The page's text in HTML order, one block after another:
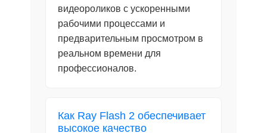
видеороликов с ускоренными
рабочими процессами и
предварительным просмотром в
реальном времени для
профессионалов.
Как Ray Flash 2 обеспечивает
высокое качество